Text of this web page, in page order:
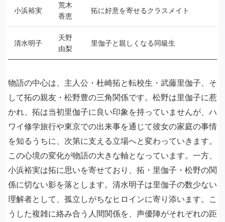
小浜裕実
荒木
香恵
拓に好意を寄せるクラスメイト
清水明子
天野
由梨
里伽子と親しくなる同級生
物語の中心は、主人公・杜崎拓と転校生・武藤里伽子、そ
して拓の親友・松野豊の三角関係です。松野は里伽子に惹
かれ、拓は当初里伽子に良い印象を持っていませんが、ハ
ワイ修学旅行や東京での出来事を通じて彼女の家庭の事情
を知るうちに、次第に支える立場へと変わっていきます。
この心境の変化が物語の大きな軸となっています。一方、
小浜裕実は拓に思いを寄せており、拓・里伽子・松野の関
係に切ない影を落とします。清水明子は里伽子の数少ない
理解者として、孤立しがちなヒロインに寄り添います。こ
うした複雑に絡み合う人間関係を、声優陣がそれぞれの距